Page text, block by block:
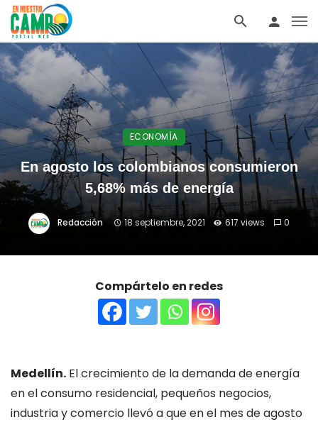
ECONOMÍA
En agosto los colombianos consumieron
5,68% más de energía
Redacción 18 septiembre, 2021 617 views 0
Compártelo en redes
Medellín. El crecimiento de la demanda de energía
en el consumo residencial, pequeños negocios,
industria y comercio llevó a que en el mes de agosto